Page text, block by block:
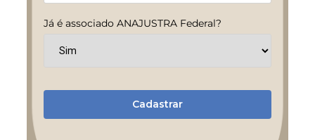
Já é associado ANAJUSTRA Federal?
Cadastrar